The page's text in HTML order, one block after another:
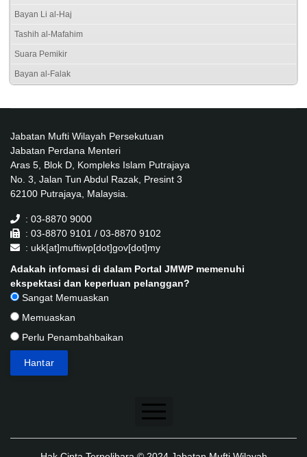
Bayan Li al-Haj
Tashih al-Mafahim
Suara Pemikir
Bayan al-Falak
Jabatan Mufti Wilayah Persekutuan
Jabatan Perdana Menteri
Aras 5, Blok D, Kompleks Islam Putrajaya
No. 3, Jalan Tun Abdul Razak, Presint 3
62100 Putrajaya, Malaysia.
: 03-8870 9000
: 03-8870 9101 / 03-8870 9102
: ukk[at]muftiwp[dot]gov[dot]my
Adakah infomasi di dalam Portal JMWP memenuhi
ekspektasi dan keperluan pelanggan?
Sangat Memuaskan
Memuaskan
Perlu Penambahbaikan
Penafian